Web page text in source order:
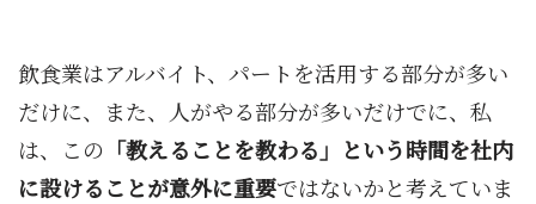
飲食業はアルバイト、パートを活用する部分が多い
だけに、また、人がやる部分が多いだけでに、私
は、この 「教えることを教わる」という時間を社内
に設けることが意外に重要ではないかと考えていま